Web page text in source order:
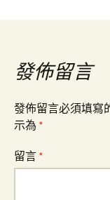
覽
發佈留言
發佈留言必須填寫
示為 *
留言 *